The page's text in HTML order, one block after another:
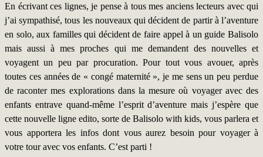
En écrivant ces lignes, je pense à tous mes anciens lecteurs avec qui
j’ai sympathisé, tous les nouveaux qui décident de partir à l’aventure
en solo, aux familles qui décident de faire appel à un guide Balisolo
mais aussi à mes proches qui me demandent des nouvelles et
voyagent un peu par procuration. Pour tout vous avouer, après
toutes ces années de « congé maternité », je me sens un peu perdue
de raconter mes explorations dans la mesure où voyager avec des
enfants entrave quand-même l’esprit d’aventure mais j’espère que
cette nouvelle ligne edito, sorte de Balisolo with kids, vous parlera et
vous apportera les infos dont vous aurez besoin pour voyager à
votre tour avec vos enfants. C’est parti !